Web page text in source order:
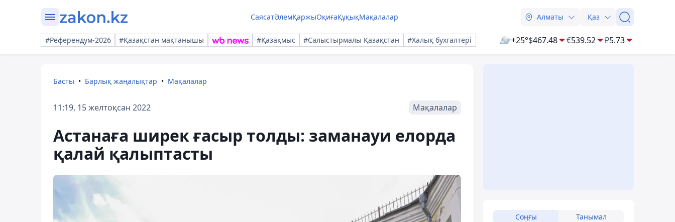
СаясатӘлемҚаржыОқиғаҚұқықМақалалар Алматы Қаз
#Референдум-2026 #Қазақстан мақтанышы #Қазақмыс #Салыстырмалы Қазақстан #Халық бухгалтері +25°$467.48 €539.52 ₽5.73
Басты Барлық жаңалықтар Мақалалар
11:19, 15 желтоқсан 2022 Мақалалар
Астанаға ширек ғасыр толды: заманауи елорда
қалай қалыптасты
Соңғы Танымал